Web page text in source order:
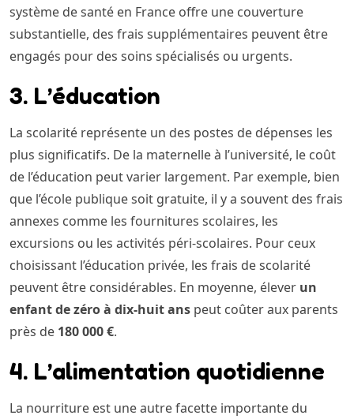
système de santé en France offre une couverture
substantielle, des frais supplémentaires peuvent être
engagés pour des soins spécialisés ou urgents.
3. L’éducation
La scolarité représente un des postes de dépenses les
plus significatifs. De la maternelle à l’université, le coût
de l’éducation peut varier largement. Par exemple, bien
que l’école publique soit gratuite, il y a souvent des frais
annexes comme les fournitures scolaires, les
excursions ou les activités péri-scolaires. Pour ceux
choisissant l’éducation privée, les frais de scolarité
peuvent être considérables. En moyenne, élever un
enfant de zéro à dix-huit ans peut coûter aux parents
près de 180 000 €.
4. L’alimentation quotidienne
La nourriture est une autre facette importante du